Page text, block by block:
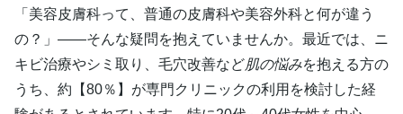
「美容皮膚科って、普通の皮膚科や美容外科と何が違う
の？」――そんな疑問を抱えていませんか。最近では、ニ
キビ治療やシミ取り、毛穴改善など肌の悩みを抱える方の
うち、約【80％】が専門クリニックの利用を検討した経